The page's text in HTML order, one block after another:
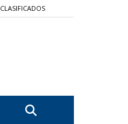
CLASIFICADOS